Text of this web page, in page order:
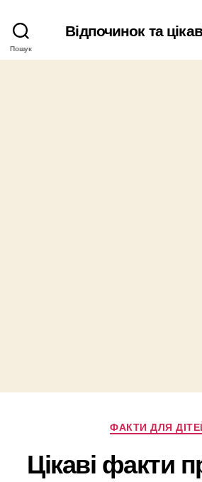
Пошук
Відпочинок та
ФАКТИ ДЛЯ
Цікаві факти